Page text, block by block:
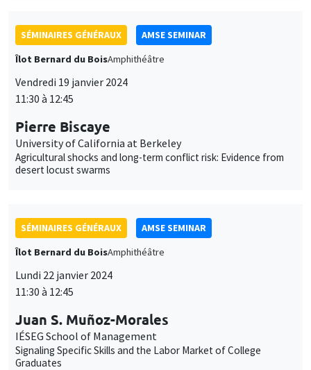
SÉMINAIRES GÉNÉRAUX
AMSE SEMINAR
Îlot Bernard du BoisAmphithéâtre
Vendredi 19 janvier 2024
11:30 à 12:45
Pierre Biscaye
University of California at Berkeley
Agricultural shocks and long-term conflict risk: Evidence from
desert locust swarms
SÉMINAIRES GÉNÉRAUX
AMSE SEMINAR
Îlot Bernard du BoisAmphithéâtre
Lundi 22 janvier 2024
11:30 à 12:45
Juan S. Muñoz-Morales
IÉSEG School of Management
Signaling Specific Skills and the Labor Market of College
Graduates